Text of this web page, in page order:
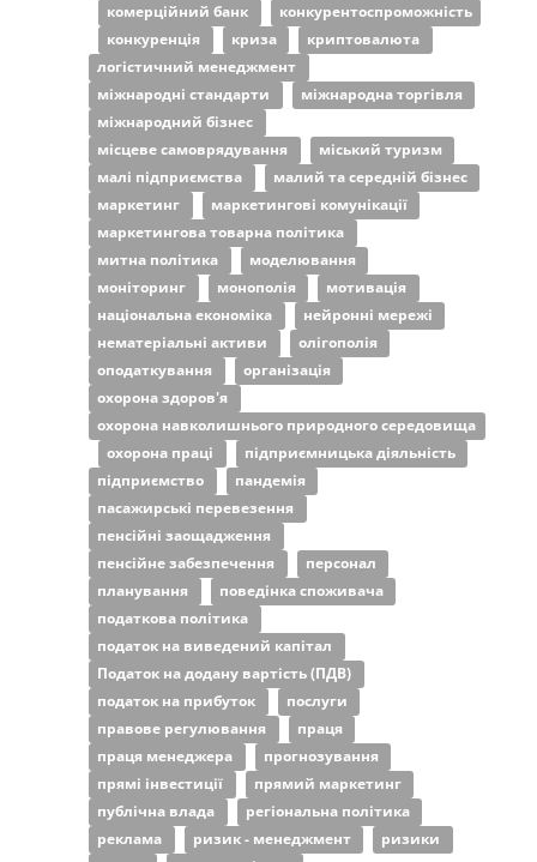
комерційний банк
конкурентоспроможність
конкуренція
криза
криптовалюта
логістичний менеджмент
міжнародні стандарти
міжнародна торгівля
міжнародний бізнес
місцеве самоврядування
міський туризм
малі підприємства
малий та середній бізнес
маркетинг
маркетингові комунікації
маркетингова товарна політика
митна політика
моделювання
моніторинг
монополія
мотивація
національна економіка
нейронні мережі
нематеріальні активи
олігополія
оподаткування
організація
охорона здоров'я
охорона навколишнього природного середовища
охорона праці
підприємницька діяльність
підприємство
пандемія
пасажирські перевезення
пенсійні заощадження
пенсійне забезпечення
персонал
планування
поведінка споживача
податкова політика
податок на виведений капітал
Податок на додану вартість (ПДВ)
податок на прибуток
послуги
правове регулювання
праця
праця менеджера
прогнозування
прямі інвестиції
прямий маркетинг
публічна влада
регіональна політика
реклама
ризик - менеджмент
ризики